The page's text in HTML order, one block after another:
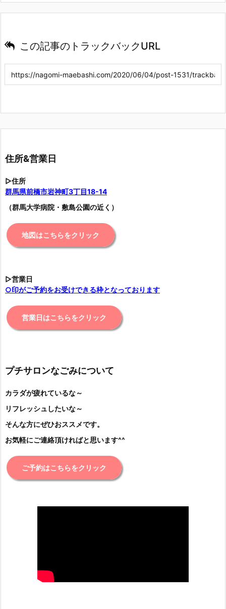
この記事のトラックバックURL
住所&営業日
▷住所
群馬県前橋市岩神町3丁目18-14
（群馬大学病院・敷島公園の近く）
地図はこちらをクリック
▷営業日
○印がご予約をお受けできる枠となっております
営業日はこちらをクリック
プチサロンなごみについて
カラダが疲れているな～
リフレッシュしたいな～
そんな方にぜひおススメです。
お気軽にご連絡頂ければと思います^^
ご予約はこちらをクリック